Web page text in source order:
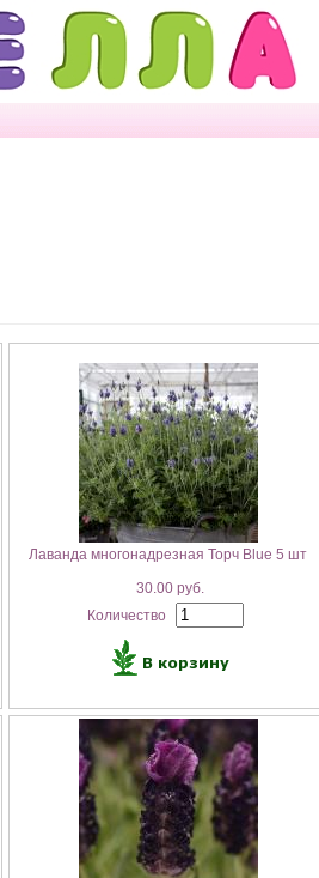
Лаванда многонадрезная Торч Blue 5 шт
30.00 руб.
Количество